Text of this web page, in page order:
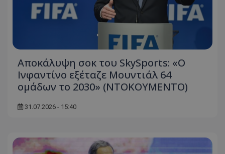
Αποκάλυψη σοκ του SkySports: «O
Ινφαντίνο εξέταζε Μουντιάλ 64
ομάδων το 2030» (ΝΤΟΚΟΥΜΕΝΤΟ)
31.07.2026 - 15:40